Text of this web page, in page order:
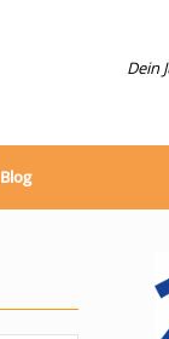
Dein
Blog